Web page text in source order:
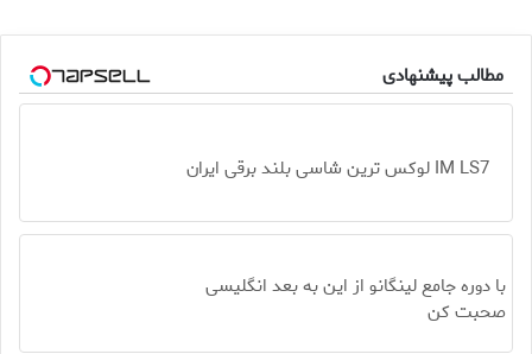
مطالب پیشنهادی
IM LS7 لوکس ترین شاسی بلند برقی ایران
با دوره جامع لینگانو از این به بعد انگلیسی
صحبت کن